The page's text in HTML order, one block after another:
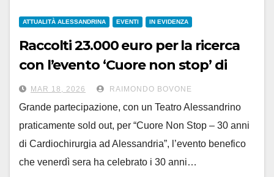
ATTUALITÀ ALESSANDRINA EVENTI IN EVIDENZA
Raccolti 23.000 euro per la ricerca
con l’evento ‘Cuore non stop’ di
venerdì 13 marzo
MAR 18, 2026 RAIMONDO BOVONE
Grande partecipazione, con un Teatro Alessandrino
praticamente sold out, per “Cuore Non Stop – 30 anni
di Cardiochirurgia ad Alessandria”, l’evento benefico
che venerdì sera ha celebrato i 30 anni…